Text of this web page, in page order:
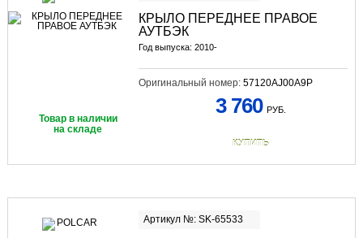
КРЫЛО ПЕРЕДНЕЕ ПРАВОЕ
АУТБЭК
Год выпуска: 2010-
Оригинальный номер: 57120AJ00A9P
Товар в наличии
на складе
3 760 РУБ.
КУПИТЬ
Артикул №: SK-65533